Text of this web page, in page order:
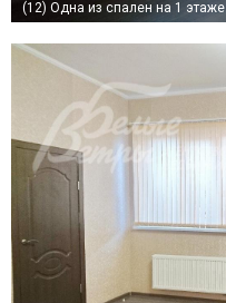
(12) Одна из спален на 1 этаже